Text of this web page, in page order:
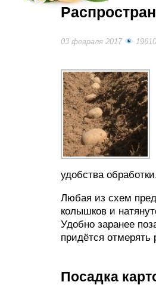
03 февраля 2017
удобства
Любая из схем
колышков и
Удобно заранее
придётся
Посадка